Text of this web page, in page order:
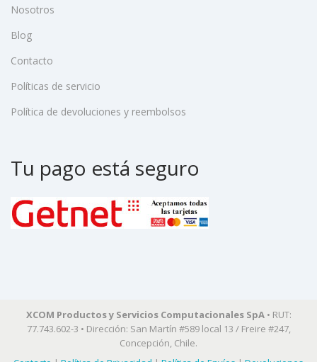
Nosotros
Blog
Contacto
Políticas de servicio
Política de devoluciones y reembolsos
Tu pago está seguro
XCOM Productos y Servicios Computacionales SpA• RUT:
77.743.602-3 • Dirección: San Martín #589 local 13 / Freire #247,
Concepción, Chile.